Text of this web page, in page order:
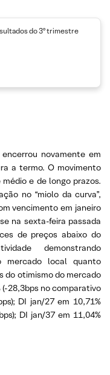
do 3º trimestre
encerrou novamente em
a termo. O movimento
e de longo prazos.
no “miolo da curva”,
vencimento em janeiro
na sexta-feira passada
de preços abaixo do
demonstrando
mercado local quanto
do otimismo do mercado
(-28,3bps no comparativo
DI jan/27 em 10,71%
DI jan/37 em 11,04%